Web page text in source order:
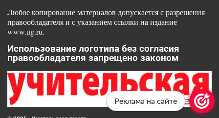
Любое копирование материалов допускается с разрешения
правообладателя и с указанием ссылки на издание
www.ug.ru.
Использование логотипа без согласия
правообладателя запрещено законом
Реклама на сайте